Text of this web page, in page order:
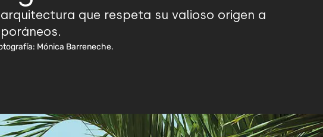
que respeta su valioso origen a
Mónica Barreneche.